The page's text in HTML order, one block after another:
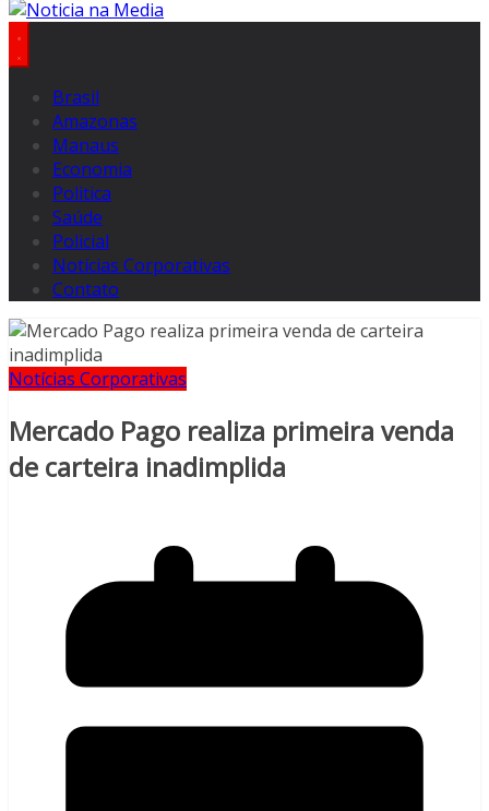
Brasil
Amazonas
Manaus
Economia
Politica
Saúde
Policial
Notícias Corporativas
Contato
Notícias Corporativas
Mercado Pago realiza primeira venda
de carteira inadimplida